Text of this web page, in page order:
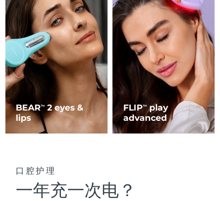
BEARTM
2 eyes &
lips
FLIPTMplay
advanced
口腔护理
一年充一次电？